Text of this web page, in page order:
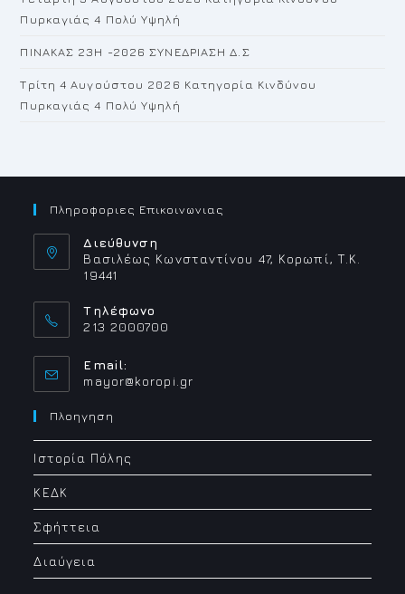
Πυρκαγιάς 4 Πολύ Υψηλή
ΠΙΝΑΚΑΣ 23H -2026 ΣΥΝΕΔΡΙΑΣΗ Δ.Σ
Τρίτη 4 Αυγούστου 2026 Κατηγορία Κινδύνου
Πυρκαγιάς 4 Πολύ Υψηλή
Πληροφοριες Επικοινωνιας
Διεύθυνση
Βασιλέως Κωνσταντίνου 47, Κορωπί, Τ.Κ.
19441
Τηλέφωνο
213 2000700
Email:
mayor@koropi.grOpens
Πλοηγηση
Ιστορία Πόλης
ΚΕΔΚ
Σφήττεια
Διαύγεια